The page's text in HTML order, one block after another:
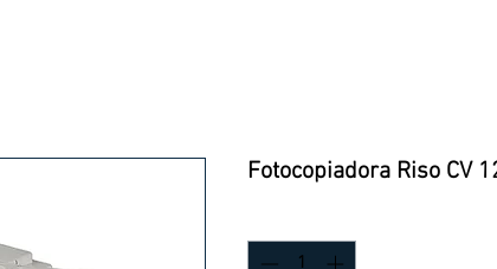
Fotocopiadora Riso CV